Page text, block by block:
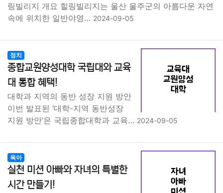
링빌리지 개요 힐링빌리지는 울산 울주군의 아름다운 자연
속에 위치한 일반야영… 2024-09-05
정치
종합교원양성대학 국립대와 교육
대 통합 혜택!
대학과 지역의 동반 성장 지원 방안
이번 발표된 ‘대학-지역 동반성장
지원 방안’은 국립종합대학과 교육… 2024-09-05
육아
실천 미션 아빠와 자녀의 특별한
시간 만들기!